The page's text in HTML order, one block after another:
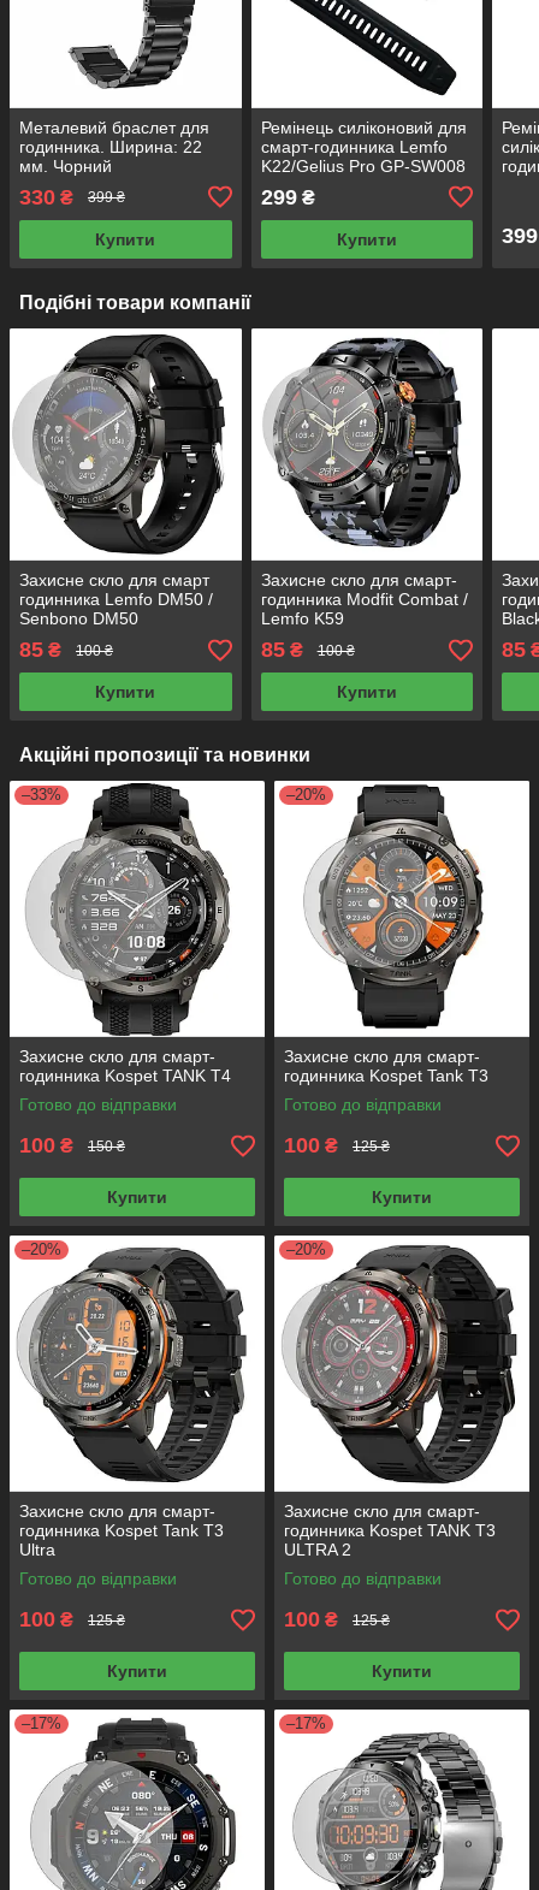
Металевий браслет для
годинника. Ширина: 22
мм. Чорний
330 ₴ 399 ₴
Купити
Ремінець силіконовий для
смарт-годинника Lemfo
K22/Gelius Pro GP-SW008
299₴
Купити 399
Подібні товари компанії
Захисне скло для смарт
годинника Lemfo DM50 /
Senbono DM50
85 ₴ 100 ₴
Купити
Захисне скло для смарт-
годинника Modfit Combat /
Lemfo K59
85₴ 100 ₴
Купити
85
Акційні пропозиції та новинки
–33%
Захисне скло для смарт-
годинника Kospet TANK T4
Готово до відправки
100 ₴ 150 ₴
Купити
–20%
Захисне скло для смарт-
годинника Kospet Tank T3
Готово до відправки
100 ₴ 125 ₴
Купити
–20%
Захисне скло для смарт-
годинника Kospet Tank T3
Ultra
Готово до відправки
100 ₴ 125 ₴
Купити
–20%
Захисне скло для смарт-
годинника Kospet TANK T3
ULTRA 2
Готово до відправки
100 ₴ 125 ₴
Купити
–17% –17%